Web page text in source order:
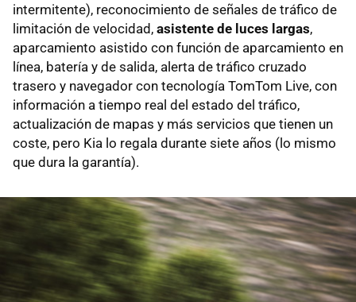
intermitente), reconocimiento de señales de tráfico de
limitación de velocidad, asistente de luces largas,
aparcamiento asistido con función de aparcamiento en
línea, batería y de salida, alerta de tráfico cruzado
trasero y navegador con tecnología TomTom Live, con
información a tiempo real del estado del tráfico,
actualización de mapas y más servicios que tienen un
coste, pero Kia lo regala durante siete años (lo mismo
que dura la garantía).